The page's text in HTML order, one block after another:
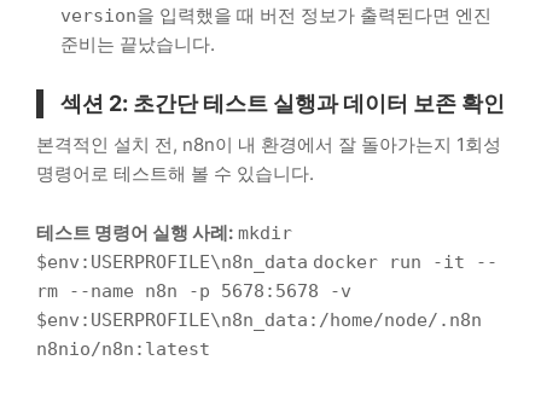
version을 입력했을 때 버전 정보가 출력된다면 엔진
준비는 끝났습니다.
섹션 2: 초간단 테스트 실행과 데이터 보존 확인
본격적인 설치 전, n8n이 내 환경에서 잘 돌아가는지 1회성
명령어로 테스트해 볼 수 있습니다.
테스트 명령어 실행 사례: mkdir
$env:USERPROFILE\n8n_data docker run -it --
rm --name n8n -p 5678:5678 -v
$env:USERPROFILE\n8n_data:/home/node/.n8n
n8nio/n8n:latest